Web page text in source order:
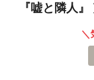
『嘘と隣人
＼